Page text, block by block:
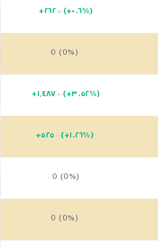
+٢٦٢ .٥٠ (+٠.٦%)
0 (0%)
+١,٤٨٧ .٥٠ (+٣.٥٢%)
+٥٢٥ .٠٠ (+١.٢٦%)
0 (0%)
0 (0%)